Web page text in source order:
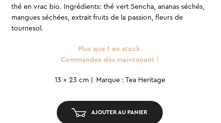
thé en vrac bio. Ingrédients: thé vert Sencha, ananas séchés,
mangues séchées, extrait fruits de la passion, fleurs de
tournesol.
Plus que 1 en stock.
Commandez dès maintenant !
quantité
en
13 x 23 cm Marque : Tea Heritage
AJOUTER AU PANIER